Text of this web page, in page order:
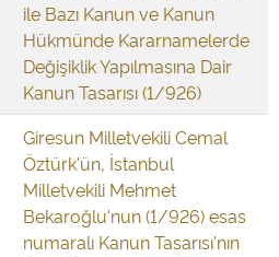
ile Bazı Kanun ve Kanun
Hükmünde Kararnamelerde
Değişiklik Yapılmasına Dair
Kanun Tasarısı (1/926)
Giresun Milletvekili Cemal
Öztürk'ün, İstanbul
Milletvekili Mehmet
Bekaroğlu'nun (1/926) esas
numaralı Kanun Tasarısı'nın